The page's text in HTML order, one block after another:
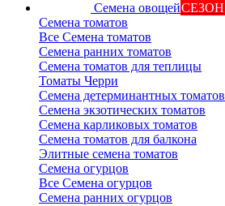
Семена овощейСЕЗОН
Семена томатов
Все Семена томатов
Семена ранних томатов
Семена томатов для теплицы
Томаты Черри
Семена детерминантных томатов
Семена экзотических томатов
Семена карликовых томатов
Семена томатов для балкона
Элитные семена томатов
Семена огурцов
Все Семена огурцов
Семена ранних огурцов